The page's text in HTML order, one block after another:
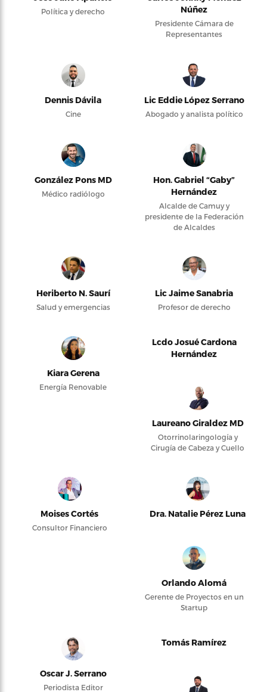
Política y derecho
Núñez
Presidente Cámara de
Representantes
Dennis Dávila
Cine
Lic Eddie López Serrano
Abogado y analista político
González Pons MD
Médico radiólogo
Hon. Gabriel “Gaby”
Hernández
Alcalde de Camuy y
presidente de la Federación
de Alcaldes
Heriberto N. Saurí
Salud y emergencias
Lic Jaime Sanabria
Profesor de derecho
Kiara Gerena
Energía Renovable
Lcdo Josué Cardona
Hernández
Laureano Giraldez MD
Otorrinolaringología y
Cirugía de Cabeza y Cuello
Moises Cortés
Consultor Financiero
Dra. Natalie Pérez Luna
Orlando Alomá
Gerente de Proyectos en un
Startup
Oscar J. Serrano
Periodista Editor
Tomás Ramírez